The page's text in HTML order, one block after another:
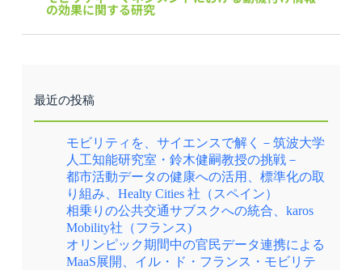
の効果に関する研究
最近の投稿
モビリティを、サイエンスで解く－筑波大学
人工知能研究室・鈴木健嗣教授の挑戦－
都市活動データの健康への活用、標準化の取
り組み、Healty Cities 社（スペイン）
相乗りの公共交通サブスクへの統合、karos
Mobility社（フランス)
オリンピック期間中の官民データ連携による
MaaS展開、イル・ド・フランス・モビリテ